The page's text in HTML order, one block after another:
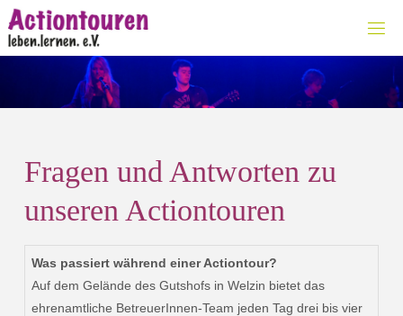
Zum
Inhalt
springen
Fragen und Antworten zu
unseren Actiontouren
Was passiert während einer Actiontour?
Auf dem Gelände des Gutshofs in Welzin bietet das
ehrenamtliche BetreuerInnen-Team jeden Tag drei bis vier